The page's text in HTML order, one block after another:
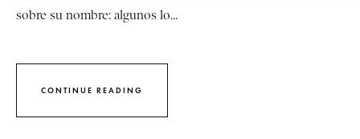
sobre su nombre: algunos lo...
CONTINUE READING